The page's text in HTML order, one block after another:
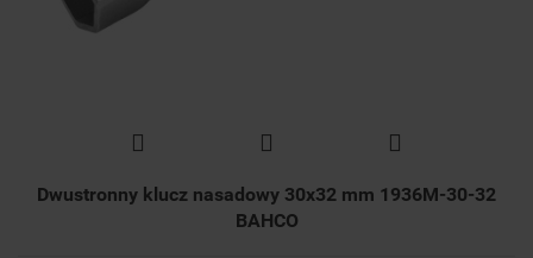
Dwustronny klucz nasadowy 30x32 mm 1936M-30-32
BAHCO